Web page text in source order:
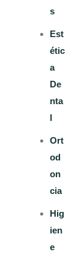
s
Est
étic
a
De
nta
l
Ort
od
on
cia
Hig
ien
e